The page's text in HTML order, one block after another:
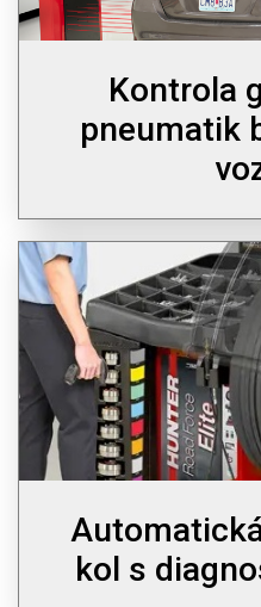
Kontrola
pneumatik
kol s